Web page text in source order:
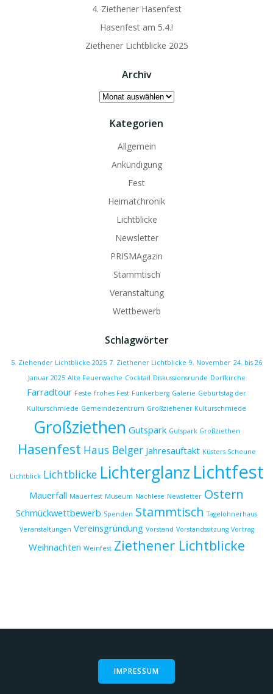
4. Ziethener Hasenfest
Hasenfest am 5.4.!
Ziethener Lichtblicke 2025
Archiv
Archiv
Kategorien
Allgemein
Ankündigung
Fest
Heimatchronik
Lichtblicke
Newsletter
PRISMAgazin
Stammtisch
Veranstaltung
Wettbewerb
Schlagwörter
5. Ziehender Lichtblicke 2025 7. Ziethener Lichtblicke 9. November 24. bis 26
Januar 2025 Alte Feuerwache Cocktail Diskussionsrunde Dorfkirche
Farradtour Feste frohes Fest Funkerberg Galerie Geburtstag der
Kulturschmiede Gemeindezentrum Großziehener Kulturschmiede
Großziethen Gutspark Gutspark Großziethen
Hasenfest Haus Belger Jahresauftakt Küsters Scheune
Lichtblick Lichtblicke Lichterglanz Lichtfest
Mauerfall Mauerfest Museum Nachlese Newsletter Ostern
Schmückwettbewerb Spenden Stammtisch Tagelöhnerhaus
Veranstaltungen Vereinsgründung Vorstand Vorstandssitzung Vortrag
Weihnachten Weinfest Ziethener Lichtblicke
IMPRESSUM